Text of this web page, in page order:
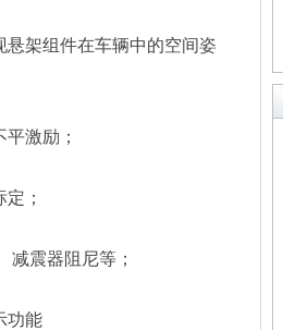
架组件在车辆中的空间姿
激励；
；
震器阻尼等；
功能